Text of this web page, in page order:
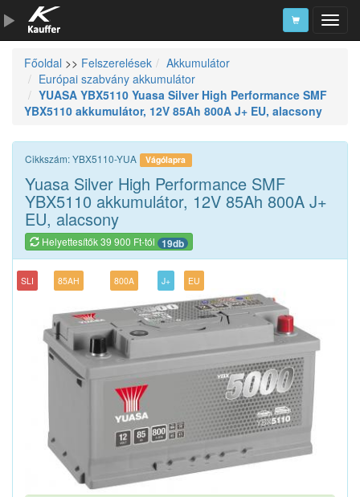
Szerszámkatalógus
Kosár
Főoldal >> Felszerelések
Akkumulátor
Európai szabvány akkumulátor
YUASA YBX5110 Yuasa Silver High Performance SMF
YBX5110 akkumulátor, 12V 85Ah 800A J+ EU, alacsony
Cikkszám: YBX5110-YUA Vágólapra
Yuasa Silver High Performance SMF
YBX5110 akkumulátor, 12V 85Ah 800A J+
EU, alacsony
Helyettesítők 39 900 Ft-tól 19db
SLI 85AH 800A J+ EU